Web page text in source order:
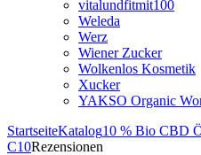
vitalundfitmit100
Weleda
Werz
Wiener Zucker
Wolkenlos Kosmetik
Xucker
YAKSO Organic
StartseiteKatalog10 % Bio CBD
C10Rezensionen